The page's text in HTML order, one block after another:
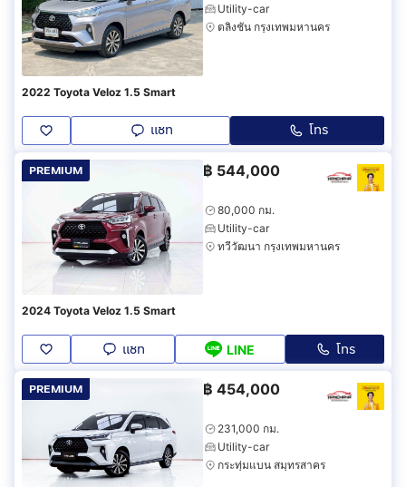
Utility-car
ตลิ่งชัน กรุงเทพมหานคร
2022 Toyota Veloz 1.5 Smart
แชท โทร
PREMIUM ฿ 544,000
80,000 กม.
Utility-car
ทวีวัฒนา กรุงเทพมหานคร
2024 Toyota Veloz 1.5 Smart
แชท LINE โทร
PREMIUM ฿ 454,000
231,000 กม.
Utility-car
กระทุ่มแบน สมุทรสาคร